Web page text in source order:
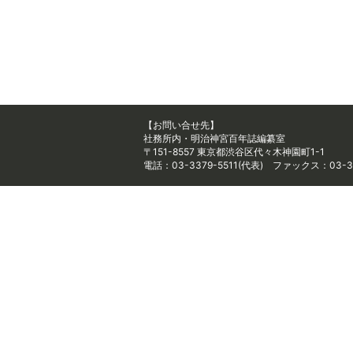
【お問い合せ先】
社務所内・明治神宮百年誌編纂室
〒151-8557 東京都渋谷区代々木神園町1-1
電話：03-3379-5511(代表) ファックス：03-